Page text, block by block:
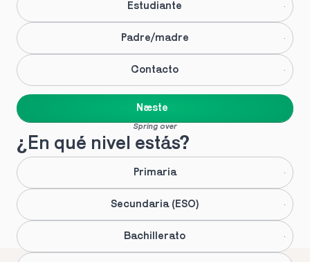
Estudiante
Padre/madre
Contacto
Næste
Spring over
¿En qué nivel estás?
Primaria
Secundaria (ESO)
Bachillerato